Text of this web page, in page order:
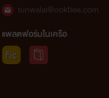
ความสุข"
tunwalai@ookbee.com
แพลตฟอร์มในเครือ